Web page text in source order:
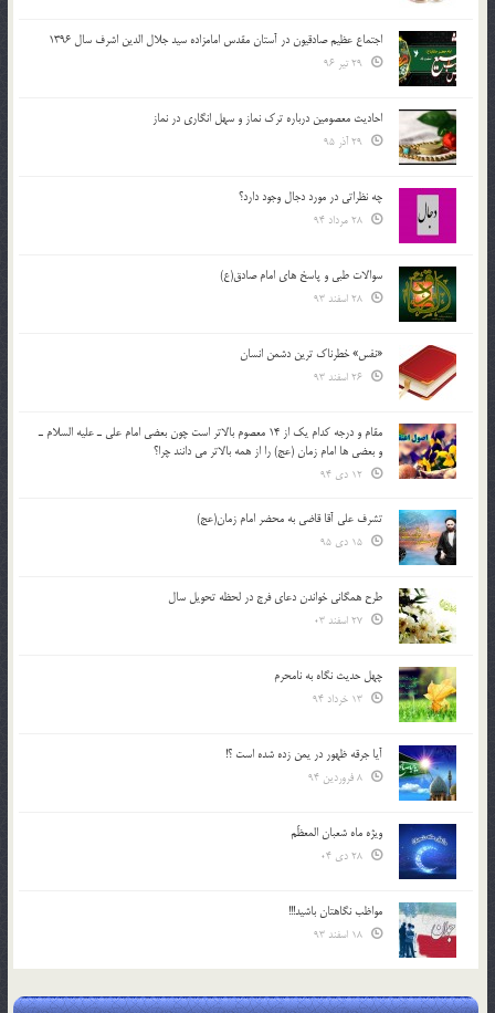
اجتماع عظیم صادقیون در آستان مقدس امامزاده سید جلال الدین اشرف سال 1396
احادیث معصومین درباره ترک نماز و سهل انگاری در نماز
چه نظراتی در مورد دجال وجود دارد؟
سوالات طبی و پاسخ های امام صادق(ع)
«نفس» خطرناک ترین دشمن انسان
مقام و درجه كدام يك از 14 معصوم بالاتر است چون بعضي امام علي ـ عليه السلام ـ
و بعضي ها امام زمان (عج) را از همه بالاتر مي دانند چرا؟
تشرف علي آقا قاضي به محضر امام زمان(عج)
طرح همگانی خواندن دعای فرج در لحظه تحویل سال
چهل حدیث نگاه به نامحرم
آیا جرقه ظهور در یمن زده شده است ؟!
ویژه ماه شعبان المعظّم
مواظب نگاهتان باشید!!!